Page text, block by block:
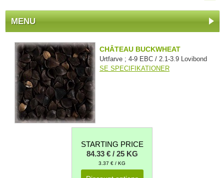
MENU
CHÂTEAU BUCKWHEAT
Urtfarve ; 4-9 EBC / 2.1-3.9 Lovibond
SE SPECIFIKATIONER
STARTING PRICE
84.33 € / 25 KG
3.37 € / KG